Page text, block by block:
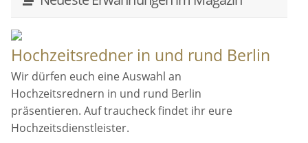
Hochzeitsredner in und rund Berlin
Wir dürfen euch eine Auswahl an
Hochzeitsrednern in und rund Berlin
präsentieren. Auf traucheck findet ihr eure
Hochzeitsdienstleister.